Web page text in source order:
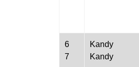
6
7
Kandy
Kandy